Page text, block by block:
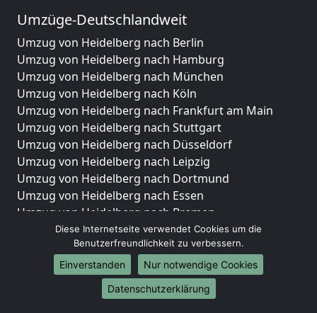
Umzüge-Deutschlandweit
Umzug von Heidelberg nach Berlin
Umzug von Heidelberg nach Hamburg
Umzug von Heidelberg nach München
Umzug von Heidelberg nach Köln
Umzug von Heidelberg nach Frankfurt am Main
Umzug von Heidelberg nach Stuttgart
Umzug von Heidelberg nach Düsseldorf
Umzug von Heidelberg nach Leipzig
Umzug von Heidelberg nach Dortmund
Umzug von Heidelberg nach Essen
Umzug von Heidelberg nach Bremen
Umzug von Heidelberg nach Dresden
Umzug von Heidelberg nach Hannover
Umzug von Heidelberg nach Nürnberg
Umzug von Heidelberg nach Duisburg
Umzug von Heidelberg nach Bochum
Diese Internetseite verwendet Cookies um die
Benutzerfreundlichkeit zu verbessern.
Einverstanden
Nur notwendige Cookies
Datenschutzerklärung